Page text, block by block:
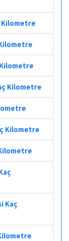
Kilometre
Kilometre
Kilometre
Kilometre
Kaç